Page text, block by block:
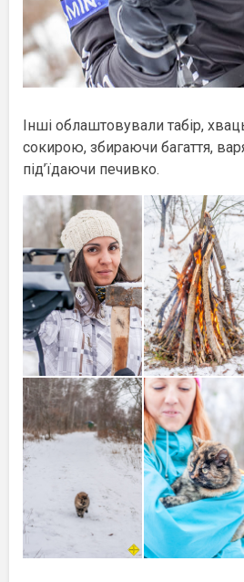
Інші облаштовували табір,
сокирою, збираючи багаття,
під’їдаючи печивко.